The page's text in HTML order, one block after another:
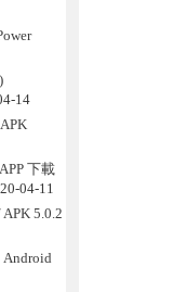
14
下載
04-11
5.0.2
Android